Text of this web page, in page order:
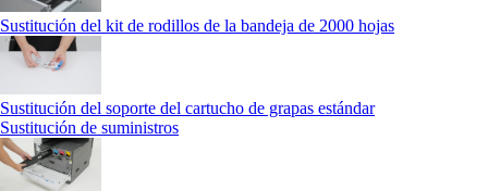
Sustitución del kit de rodillos de la bandeja de 2000 hojas
Sustitución del soporte del cartucho de grapas estándar
Sustitución de suministros